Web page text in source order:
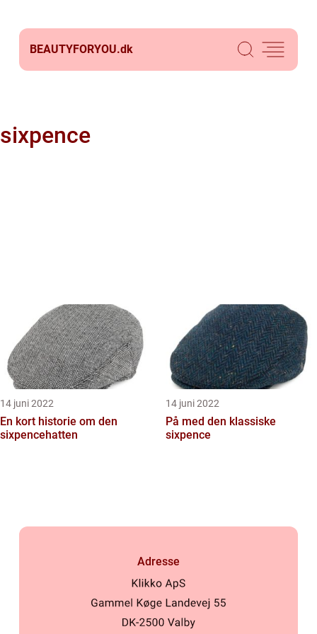
BEAUTYFORYOU.dk
sixpence
14 juni 2022
En kort historie om den
sixpencehatten
14 juni 2022
På med den klassiske
sixpence
Adresse